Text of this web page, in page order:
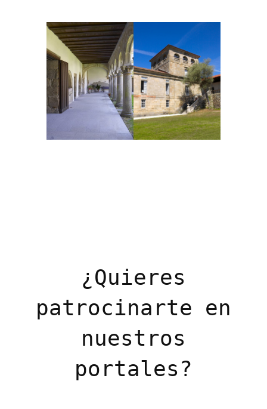
¿Quieres
patrocinarte en
nuestros
portales?